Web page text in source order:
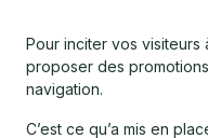
Pour inciter vos
proposer des
navigation.
C’est ce qu’a mis en